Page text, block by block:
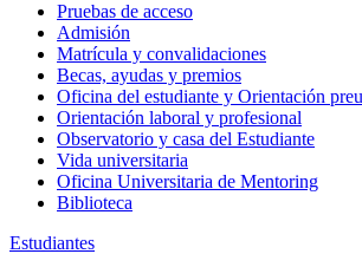
Pruebas de acceso
Admisión
Matrícula y convalidaciones
Becas, ayudas y premios
Oficina del estudiante y Orientación
Orientación laboral y profesional
Observatorio y casa del Estudiante
Vida universitaria
Oficina Universitaria de Mentoring
Biblioteca
Estudiantes